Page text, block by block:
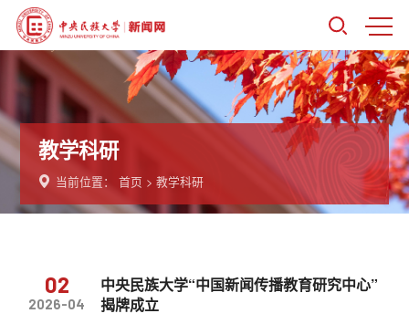
教学科研
当前位置：首页 >教学科研
02
2026-04
中央民族大学“中国新闻传播教育研究中心”
揭牌成立